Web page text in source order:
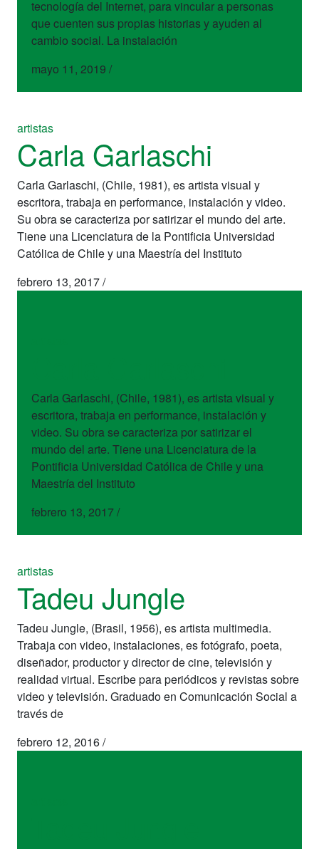
tecnología del Internet, para vincular a personas
que cuenten sus propias historias y ayuden al
cambio social. La instalación
mayo 11, 2019 /
artistas
Carla Garlaschi
Carla Garlaschi, (Chile, 1981), es artista visual y
escritora, trabaja en performance, instalación y video.
Su obra se caracteriza por satirizar el mundo del arte.
Tiene una Licenciatura de la Pontificia Universidad
Católica de Chile y una Maestría del Instituto
febrero 13, 2017/
Carla Garlaschi, (Chile, 1981), es artista visual y
escritora, trabaja en performance, instalación y
video. Su obra se caracteriza por satirizar el
mundo del arte. Tiene una Licenciatura de la
Pontificia Universidad Católica de Chile y una
Maestría del Instituto
febrero 13, 2017/
artistas
Tadeu Jungle
Tadeu Jungle, (Brasil, 1956), es artista multimedia.
Trabaja con video, instalaciones, es fotógrafo, poeta,
diseñador, productor y director de cine, televisión y
realidad virtual. Escribe para periódicos y revistas sobre
video y televisión. Graduado en Comunicación Social a
través de
febrero 12, 2016/